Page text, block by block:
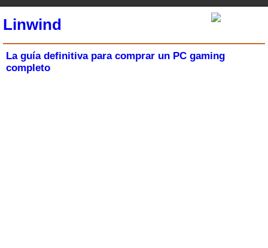
Linwind
La guía definitiva para comprar un PC gaming
completo